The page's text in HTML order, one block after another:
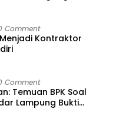
Comment
Kontraktor
Comment
Temuan BPK Soal
Lampung Bukti